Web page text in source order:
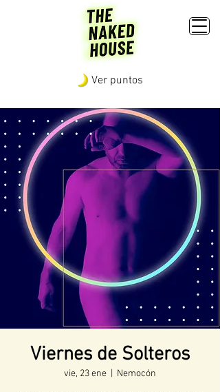
Ver puntos
Viernes de Solteros
vie, 23 ene Nemocón